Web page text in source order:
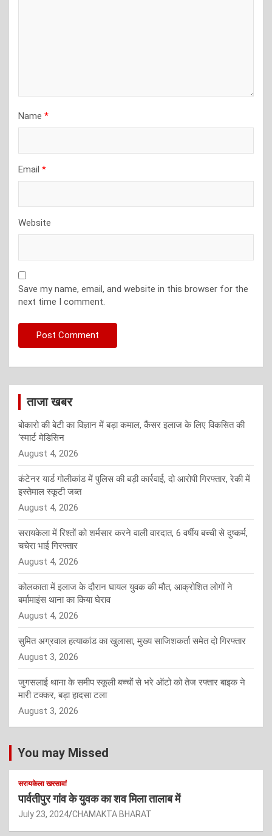
Name *
Email *
Website
Save my name, email, and website in this browser for the
next time I comment.
ताजा खबर
बोकारो की बेटी का विज्ञान में बड़ा कमाल, कैंसर इलाज के लिए विकसित की
‘स्मार्ट मेडिसिन
August 4, 2026
कंटेनर यार्ड गोलीकांड में पुलिस की बड़ी कार्रवाई, दो आरोपी गिरफ्तार, रेकी में
इस्तेमाल स्कूटी जब्त
August 4, 2026
सरायकेला में रिश्तों को शर्मसार करने वाली वारदात, 6 वर्षीय बच्ची से दुष्कर्म,
चचेरा भाई गिरफ्तार
August 4, 2026
कोलकाता में इलाज के दौरान घायल युवक की मौत, आक्रोशित लोगों ने
बर्मामाइंस थाना का किया घेराव
August 4, 2026
सुमित अग्रवाल हत्याकांड का खुलासा, मुख्य साजिशकर्ता समेत दो गिरफ्तार
August 3, 2026
जुगसलाई थाना के समीप स्कूली बच्चों से भरे ऑटो को तेज रफ्तार बाइक ने
मारी टक्कर, बड़ा हादसा टला
August 3, 2026
You may Missed
सरायकेला खरसावां
पार्वतीपुर गांव के युवक का शव मिला तालाब में
July 23, 2024 CHAMAKTA BHARAT